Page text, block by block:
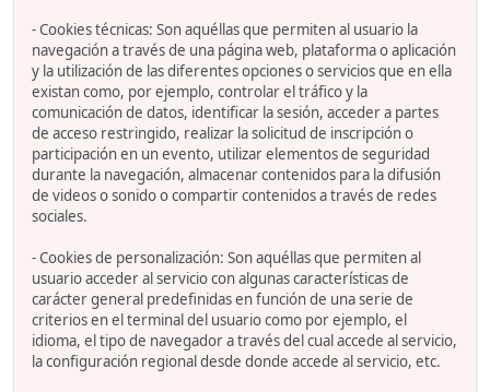
- Cookies técnicas: Son aquéllas que permiten al usuario la
navegación a través de una página web, plataforma o aplicación
y la utilización de las diferentes opciones o servicios que en ella
existan como, por ejemplo, controlar el tráfico y la
comunicación de datos, identificar la sesión, acceder a partes
de acceso restringido, realizar la solicitud de inscripción o
participación en un evento, utilizar elementos de seguridad
durante la navegación, almacenar contenidos para la difusión
de videos o sonido o compartir contenidos a través de redes
sociales.
- Cookies de personalización: Son aquéllas que permiten al
usuario acceder al servicio con algunas características de
carácter general predefinidas en función de una serie de
criterios en el terminal del usuario como por ejemplo, el
idioma, el tipo de navegador a través del cual accede al servicio,
la configuración regional desde donde accede al servicio, etc.